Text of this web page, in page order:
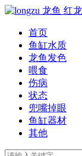
首页
鱼缸水质
龙鱼发色
喂食
伤病
状态
兜嘴掉眼
鱼缸器材
其他